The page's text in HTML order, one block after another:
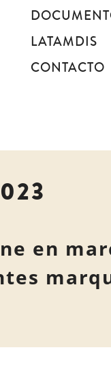
LATAMDIS
CONTACTO
en